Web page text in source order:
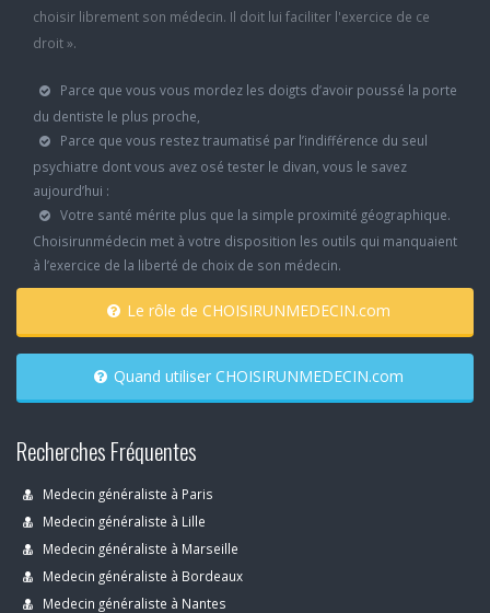
choisir librement son médecin. Il doit lui faciliter l'exercice de ce
droit ».
Parce que vous vous mordez les doigts d’avoir poussé la porte
du dentiste le plus proche,
Parce que vous restez traumatisé par l’indifférence du seul
psychiatre dont vous avez osé tester le divan, vous le savez
aujourd’hui :
Votre santé mérite plus que la simple proximité géographique.
Choisirunmédecin met à votre disposition les outils qui manquaient
à l’exercice de la liberté de choix de son médecin.
Le rôle de CHOISIRUNMEDECIN.com
Quand utiliser CHOISIRUNMEDECIN.com
Recherches Fréquentes
Medecin généraliste à Paris
Medecin généraliste à Lille
Medecin généraliste à Marseille
Medecin généraliste à Bordeaux
Medecin généraliste à Nantes